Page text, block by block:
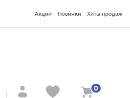
Акции Новинки Хиты продаж
0